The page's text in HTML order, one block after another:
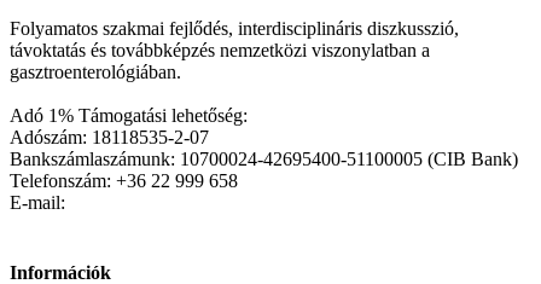
Folyamatos szakmai fejlődés, interdisciplináris diszkusszió,
távoktatás és továbbképzés nemzetközi viszonylatban a
gasztroenterológiában.
Adó 1% Támogatási lehetőség:
Adószám: 18118535-2-07
Bankszámlaszámunk: 10700024-42695400-51100005 (CIB Bank)
Telefonszám: +36 22 999 658
E-mail:
Információk